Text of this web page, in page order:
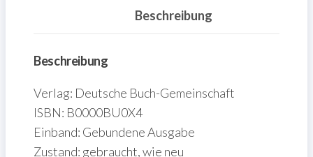
Beschreibung
Beschreibung
Verlag: Deutsche Buch-Gemeinschaft
ISBN: B0000BU0X4
Einband: Gebundene Ausgabe
Zustand: gebraucht, wie neu